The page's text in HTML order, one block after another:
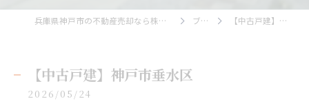
兵庫県神戸市の不動産売却なら株式会社Wing不動産流通 ブログ 【中古戸建】神戸市垂水区
【中古戸建】神戸市垂水区
2026/05/24